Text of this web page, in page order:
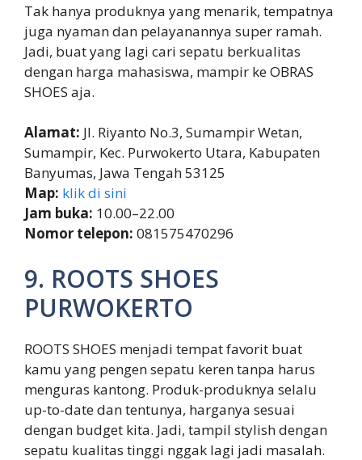
Tak hanya produknya yang menarik, tempatnya
juga nyaman dan pelayanannya super ramah.
Jadi, buat yang lagi cari sepatu berkualitas
dengan harga mahasiswa, mampir ke OBRAS
SHOES aja.
Alamat: Jl. Riyanto No.3, Sumampir Wetan,
Sumampir, Kec. Purwokerto Utara, Kabupaten
Banyumas, Jawa Tengah 53125
Map: klik di sini
Jam buka: 10.00–22.00
Nomor telepon: 081575470296
9. ROOTS SHOES
PURWOKERTO
ROOTS SHOES menjadi tempat favorit buat
kamu yang pengen sepatu keren tanpa harus
menguras kantong. Produk-produknya selalu
up-to-date dan tentunya, harganya sesuai
dengan budget kita. Jadi, tampil stylish dengan
sepatu kualitas tinggi nggak lagi jadi masalah.